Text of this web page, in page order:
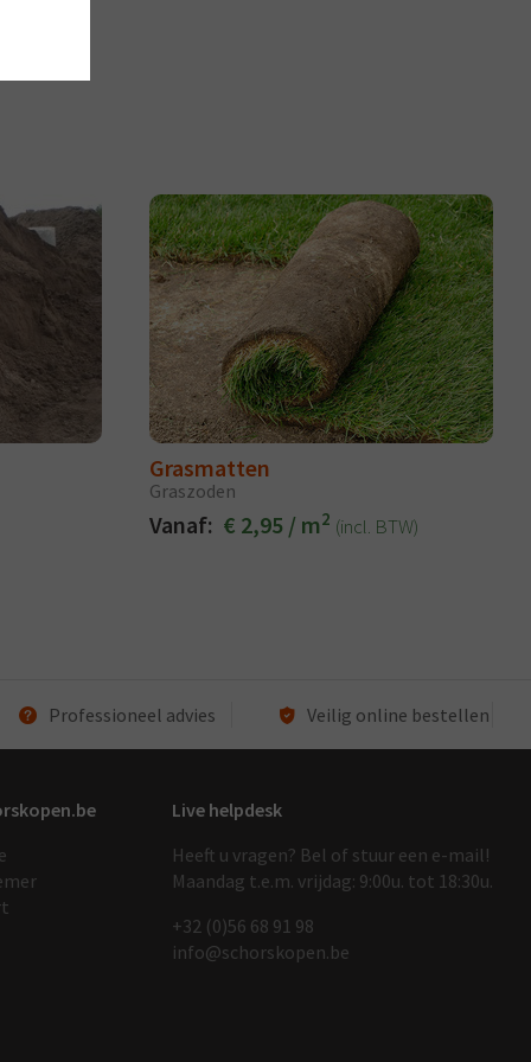
Grasmatten
Graszoden
Vanaf: € 2,95 / m2 (incl. BTW)
Professioneel advies Veilig online bestellen
Live helpdesk
Heeft u vragen? Bel of stuur een e-mail!
Maandag t.e.m. vrijdag: 9:00u. tot 18:30u.
+32 (0)56 68 91 98
info@schorskopen.be